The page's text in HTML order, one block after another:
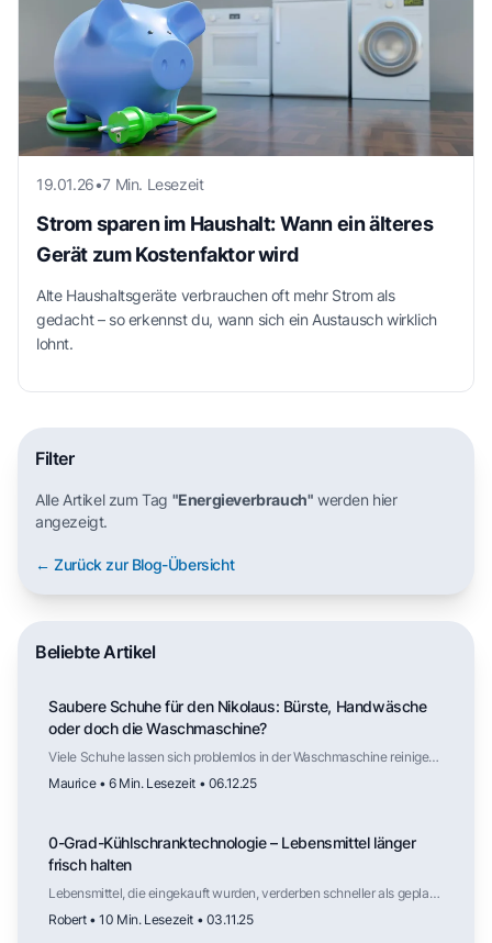
19.01.26•7 Min. Lesezeit
Strom sparen im Haushalt: Wann ein älteres
Gerät zum Kostenfaktor wird
Alte Haushaltsgeräte verbrauchen oft mehr Strom als
gedacht – so erkennst du, wann sich ein Austausch wirklich
lohnt.
Filter
Alle Artikel zum Tag "Energieverbrauch" werden hier
angezeigt.
← Zurück zur Blog-Übersicht
Beliebte Artikel
Saubere Schuhe für den Nikolaus: Bürste, Handwäsche
oder doch die Waschmaschine?
Viele Schuhe lassen sich problemlos in der Waschmaschine reinigen,
hingegen ist selten geeignet. Mit der richtigen Vorbereitung und
Tür.
Maurice • 6 Min. Lesezeit • 06.12.25
0-Grad-Kühlschranktechnologie – Lebensmittel länger
frisch halten
Lebensmittel, die eingekauft wurden, verderben schneller als geplant.
Kühlschranktechnologie funktioniert.
Robert • 10 Min. Lesezeit • 03.11.25